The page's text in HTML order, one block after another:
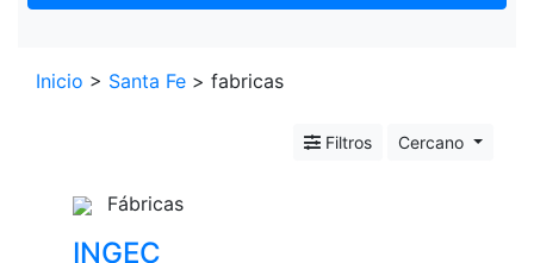
+
Inicio > Santa Fe > fabricas
Filtros Cercano
Fábricas
INGEC